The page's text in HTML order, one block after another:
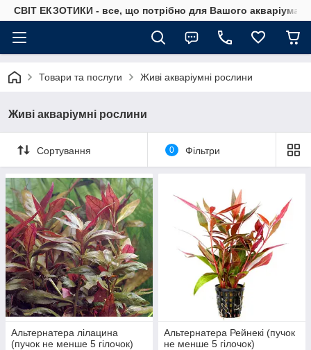
СВІТ ЕКЗОТИКИ - все, що потрібно для Вашого акваріума
Товари та послуги Живі акваріумні рослини
Живі акваріумні рослини
Сортування 0 Фільтри
Aльтернатера лілацина
(пучок не менше 5 гілочок)
Альтернатера Рейнекі (пучок
не менше 5 гілочок)